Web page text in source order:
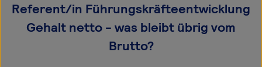
Referent/in Führungskräfteentwicklung
Gehalt netto - was bleibt übrig vom
Brutto?